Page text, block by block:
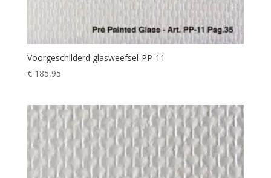
Voorgeschilderd glasweefsel-PP-11
€185,95